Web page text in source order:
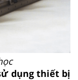
dụng thiết bị